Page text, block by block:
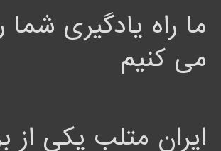
ما راه یادگیری شما
می کنیم
ایران متلب یکی از